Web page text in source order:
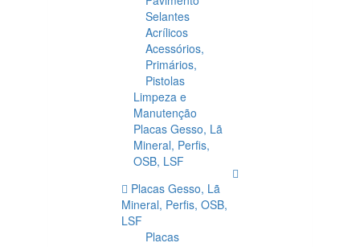
Selantes
Acrílicos
Acessórios,
Primários,
Pistolas
Limpeza e
Manutenção
Placas Gesso, Lã
Mineral, Perfis,
OSB, LSF
Placas Gesso, Lã
Mineral, Perfis, OSB,
LSF
Placas